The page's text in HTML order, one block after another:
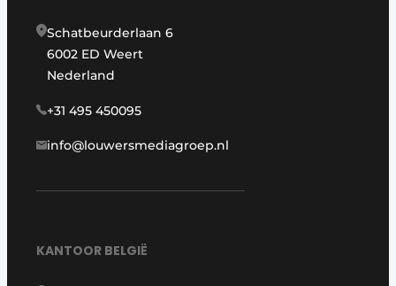
Schatbeurderlaan 6
6002 ED Weert
Nederland
+31 495 450095
info@louwersmediagroep.nl
KANTOOR BELGIË